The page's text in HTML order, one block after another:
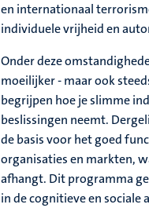
en internationaal
individuele vrijheid en
Onder deze
moeilijker - maar ook
begrijpen hoe je slimme
beslissingen neemt.
de basis voor het goed
organisaties en markten,
afhangt. Dit programma
in de cognitieve en sociale